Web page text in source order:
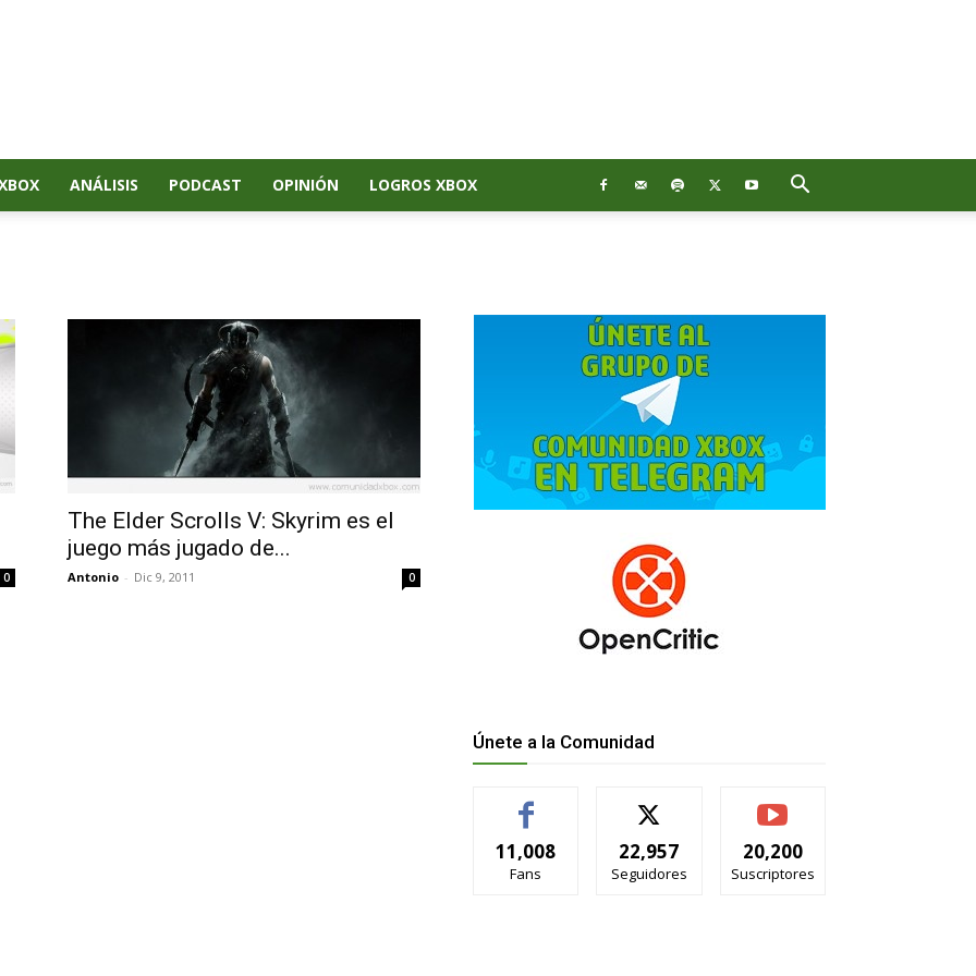
ANÁLISIS PODCAST OPINIÓN LOGROS XBOX
0
The Elder Scrolls V: Skyrim es el
juego más jugado de...
Antonio - Dic 9, 2011 0
Únete a la Comunidad
11,008
Fans
22,957
Seguidores
20,200
Suscriptores